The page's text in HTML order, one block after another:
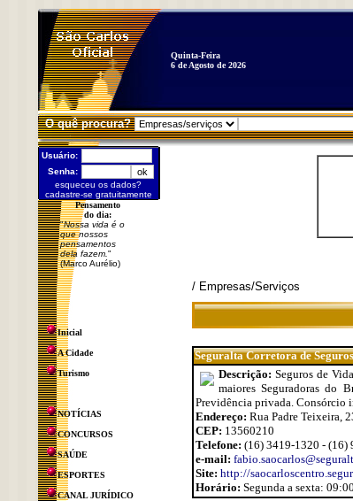
Quinta-Feira
6 de Agosto de 2026
O quê procura?
Usuário:
Senha:
esqueceu os dados?
cadastre-se gratuitamente
Pensamento
do dia:
"Nossa vida é o
que nossos
pensamentos
dela fazem. "
(Marco Aurélio)
Inicial
A Cidade
Turismo
NOTÍCIAS
CONCURSOS
SAÚDE
ESPORTES
CANAL JURÍDICO
/ Empresas/Serviços
Seguralta Corretora de Seguros
Descrição: Seguros de
maiores Seguradoras do
Previdência privada.
Endereço: Rua Padre Teixeira,
CEP: 13560210
Telefone: (16) 3419-1320 - (16)
e-mail:
Site: http://
Horário: Segunda a sexta: